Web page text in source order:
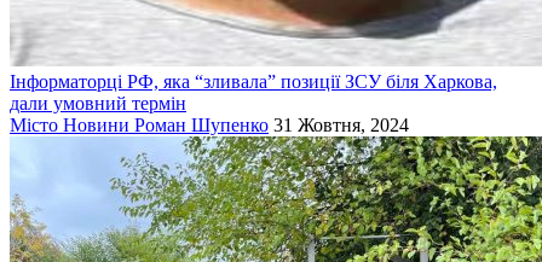
Інформаторці РФ, яка “зливала” позиції ЗСУ біля Харкова,
дали умовний термін
Місто Новини Роман Шупенко 31 Жовтня, 2024